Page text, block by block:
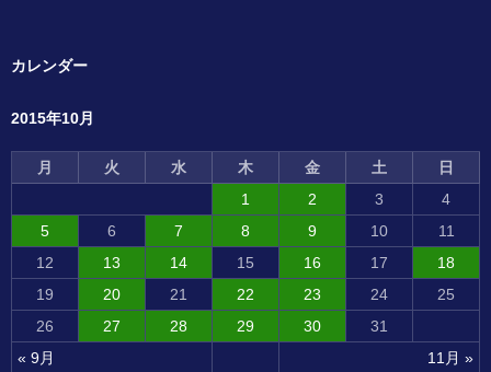
カレンダー
2015年10月
月 火 水 木 金 土 日
« 9月 11月 »
1 2 3
4
5
6 7 8 9 10
11
12
13 14 15 16 17
18
19
20 21 22 23 24
25
26
27 28 29 30 31